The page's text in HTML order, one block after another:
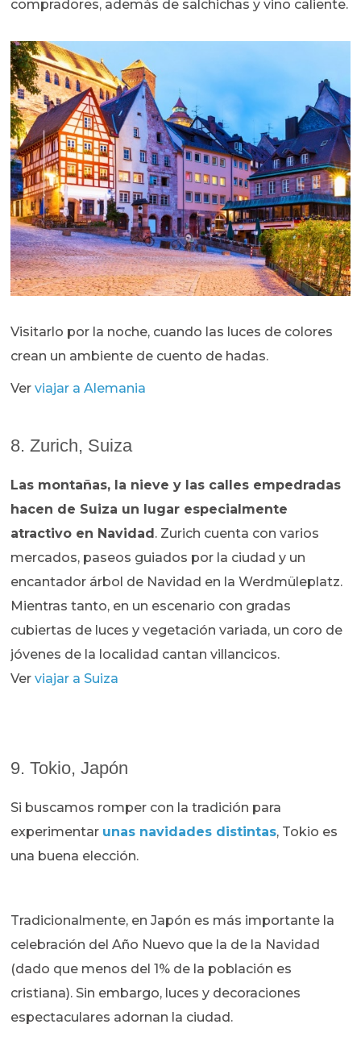
compradores, además de salchichas y vino caliente.
Visitarlo por la noche, cuando las luces de colores
crean un ambiente de cuento de hadas.
Verviajar a Alemania
8. Zurich, Suiza
Las montañas, la nieve y las calles empedradas
hacen de Suiza un lugar especialmente
atractivo en Navidad. Zurich cuenta con varios
mercados, paseos guiados por la ciudad y un
encantador árbol de Navidad en la Werdmüleplatz.
Mientras tanto, en un escenario con gradas
cubiertas de luces y vegetación variada, un coro de
jóvenes de la localidad cantan villancicos.
Verviajar a Suiza
9. Tokio, Japón
Si buscamos romper con la tradición para
experimentar unas navidades distintas, Tokio es
una buena elección.
Tradicionalmente, en Japón es más importante la
celebración del Año Nuevo que la de la Navidad
(dado que menos del 1% de la población es
cristiana). Sin embargo, luces y decoraciones
espectaculares adornan la ciudad.